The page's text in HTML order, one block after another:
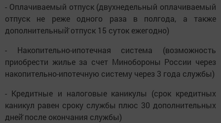
- Оплачиваемый отпуск (двухнедельный оплачиваемый
отпуск не реже одного раза в полгода, а также
дополнительный̆ отпуск 15 суток ежегодно)
- Накопительно-ипотечная система (возможность
приобрести жилье за счет Минобороны России через
накопительно-ипотечную систему через 3 года службы)
- Кредитные и налоговые каникулы (срок кредитных
каникул равен сроку службы плюс 30 дополнительных
дней̆ после окончания службы)